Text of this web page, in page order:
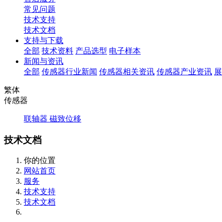
常见问题
技术支持
技术文档
支持与下载
全部 技术资料 产品选型 电子样本
新闻与资讯
全部 传感器行业新闻 传感器相关资讯 传感器产业资讯
繁体
传感器
联轴器 磁致位移
技术文档
你的位置
网站首页
服务
技术支持
技术文档